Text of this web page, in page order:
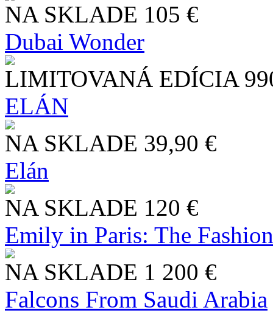
NA SKLADE 105 €
Dubai Wonder
LIMITOVANÁ EDÍCIA
ELÁN
NA SKLADE 39,90 €
Elán
NA SKLADE 120 €
Emily in Paris: The
NA SKLADE 1 200 €
Falcons From Saudi Arabia